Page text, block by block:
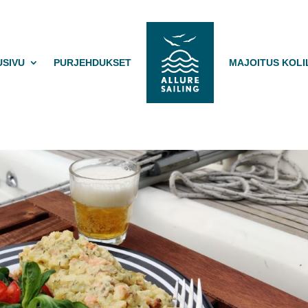
PURJEHDUKSET MAJOITUS